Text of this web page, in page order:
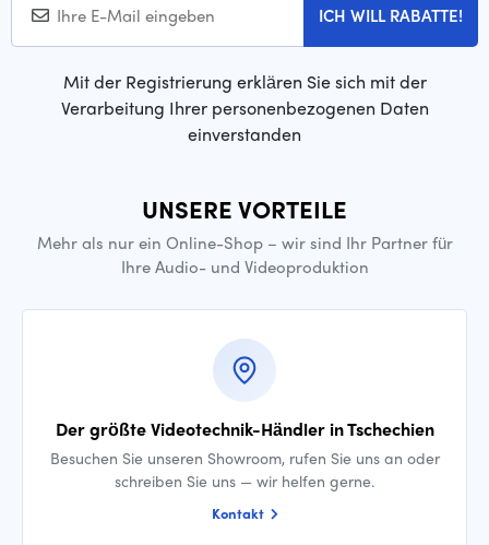
ICH WILL RABATTE!
Mit der Registrierung erklären Sie sich mit der
Verarbeitung Ihrer personenbezogenen Daten
einverstanden
UNSERE VORTEILE
Mehr als nur ein Online-Shop – wir sind Ihr Partner für
Ihre Audio- und Videoproduktion
Der größte Videotechnik-Händler in Tschechien
Besuchen Sie unseren Showroom, rufen Sie uns an oder
schreiben Sie uns — wir helfen gerne.
Kontakt